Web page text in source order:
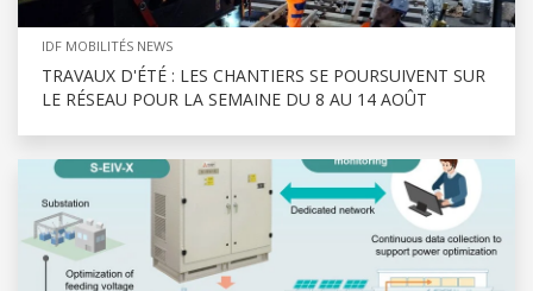
IDF MOBILITÉS NEWS
TRAVAUX D'ÉTÉ : LES CHANTIERS SE POURSUIVENT SUR
LE RÉSEAU POUR LA SEMAINE DU 8 AU 14 AOÛT